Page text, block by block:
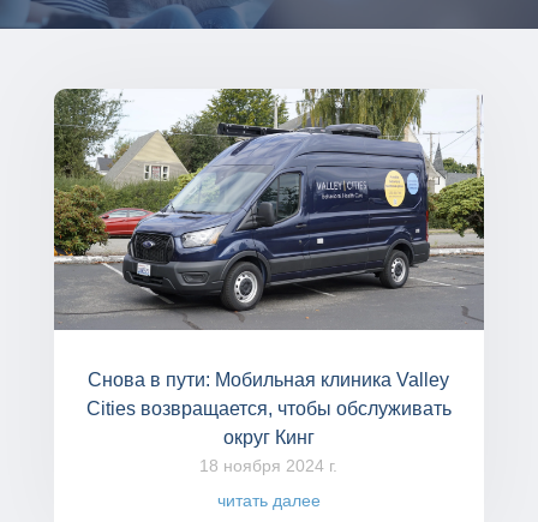
Снова в пути: Мобильная клиника Valley
Cities возвращается, чтобы обслуживать
округ Кинг
18 ноября 2024 г.
читать далее